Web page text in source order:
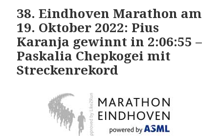
38. Eindhoven Marathon am
19. Oktober 2022: Pius
Karanja gewinnt in 2:06:55 –
Paskalia Chepkogei mit
Streckenrekord